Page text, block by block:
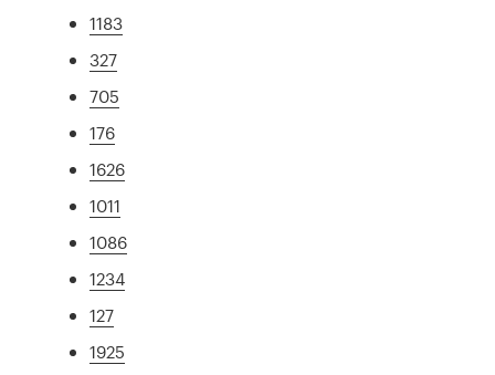
1183
327
705
176
1626
1011
1086
1234
127
1925